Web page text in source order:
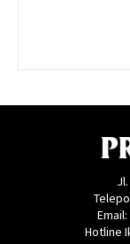
Hotline